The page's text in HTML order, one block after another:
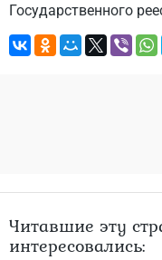
Государственного
Читавшие эту
интересовались: